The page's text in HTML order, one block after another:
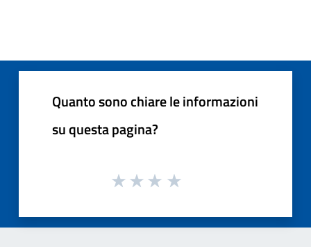
Quanto sono chiare le informazioni
su questa pagina?